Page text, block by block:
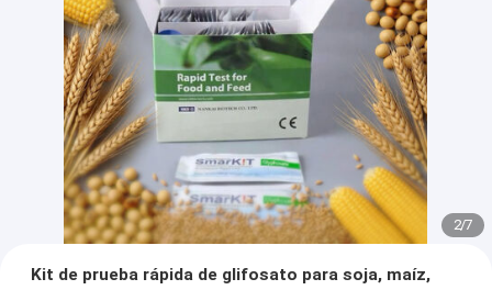
2/7
Kit de prueba rápida de glifosato para soja, maíz,